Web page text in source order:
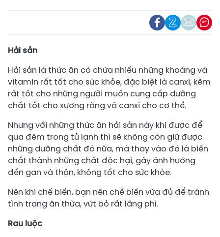
Hải sản
Hải sản là thức ăn có chứa nhiều những khoáng và
vitamin rất tốt cho sức khỏe, đặc biệt là canxi, kẽm
rất tốt cho những người muốn cung cấp dưỡng
chất tốt cho xương răng và canxi cho cơ thể.
Nhưng với những thức ăn hải sản này khi được để
qua đêm trong tủ lạnh thì sẽ không còn giữ được
những dưỡng chất đó nữa, mà thay vào đó là biến
chất thành những chất độc hại, gây ảnh hưởng
đến gan và thận, không tốt cho sức khỏe.
Nên khi chế biến, bạn nên chế biến vừa đủ để tránh
tình trạng ăn thừa, vứt bỏ rất lãng phí.
Rau luộc